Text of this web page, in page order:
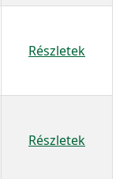
Részletek
Részletek